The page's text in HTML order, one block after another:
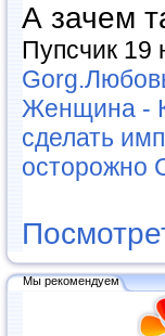
А зачем
Пупсчик 19
Женщина -
сделать
осторожно
Мы рекомендуем